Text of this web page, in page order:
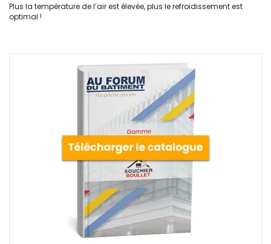
Plus la température de l’air est élevée, plus le refroidissement est
optimal !